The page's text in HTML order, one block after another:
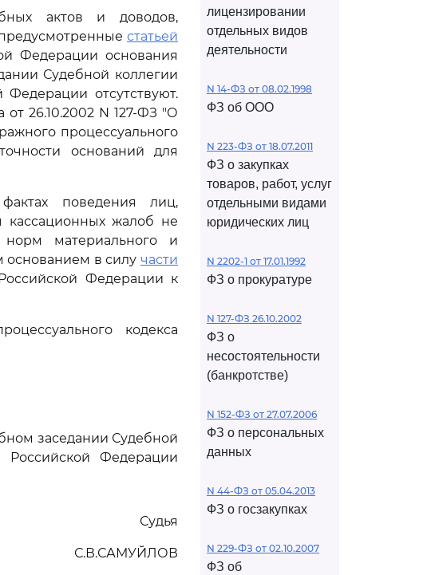
актов и доводов,
статьей
Федерации основания
Судебной коллегии
отсутствуют.
от 26.10.2002 N 127-ФЗ "О
процессуального
оснований для
поведения лиц,
кассационных жалоб не
материального и
основанием в силу части
Федерации к
кодекса
заседании Судебной
Российской Федерации
Судья
С.В.САМУЙЛОВ
лицензировании
отдельных видов
деятельности
N 14-ФЗ от 08.02.1998
ФЗ об ООО
N 223-ФЗ от 18.07.2011
ФЗ о закупках
товаров, работ, услуг
отдельными видами
юридических лиц
N 2202-1 от 17.01.1992
ФЗ о прокуратуре
N 127-ФЗ 26.10.2002
ФЗ о
несостоятельности
(банкротстве)
N 152-ФЗ от 27.07.2006
ФЗ о персональных
данных
N 44-ФЗ от 05.04.2013
ФЗ о госзакупках
N 229-ФЗ от 02.10.2007
ФЗ об